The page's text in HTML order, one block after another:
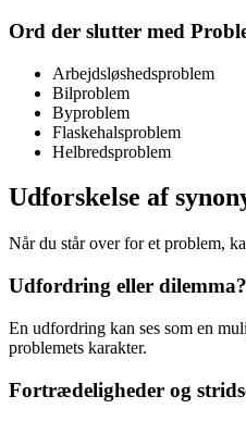
Ord der slutter med
Arbejdsløshedsproblem
Bilproblem
Byproblem
Flaskehalsproblem
Helbredsproblem
Udforskelse af
Når du står over for et problem,
Udfordring eller dilemma?
En udfordring kan ses som en
problemets karakter.
Fortrædeligheder og